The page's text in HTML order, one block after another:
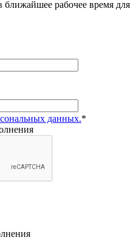
рабочее время для
данных.*